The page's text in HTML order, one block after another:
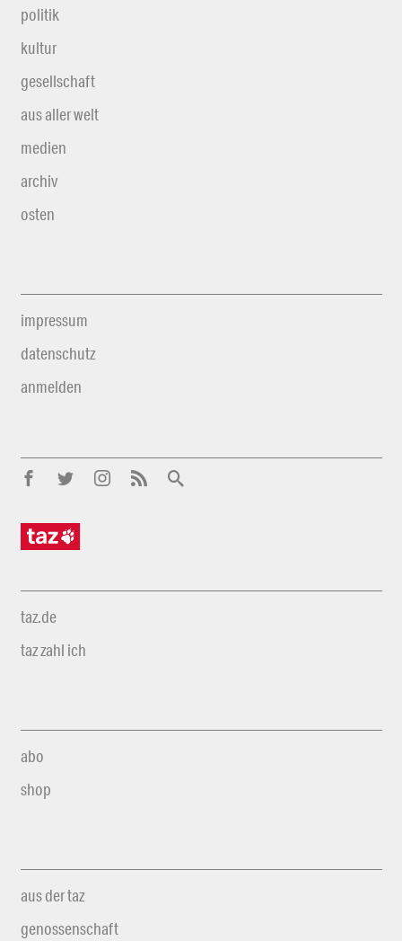
politik
kultur
gesellschaft
aus aller welt
medien
archiv
osten
impressum
datenschutz
anmelden
taz.de
taz zahl ich
abo
shop
aus der taz
genossenschaft